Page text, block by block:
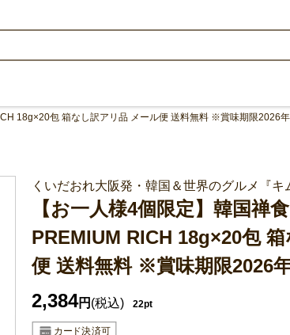
18g×20包 箱なし訳アリ品 メール便 送料無料 ※賞味期限2026
くいだおれ大阪発・韓国＆世界のグルメ『キ
【お一人様4個限定】韓国禅
PREMIUM RICH 18g×20包
便 送料無料 ※賞味期限2026
2,384円 (税込) 22pt